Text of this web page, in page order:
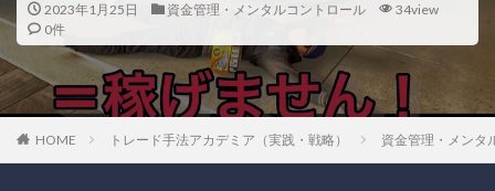
2023年1月25日 資金管理・メンタルコントロール
34view
0件
HOME トレード手法アカデミア（実践・戦略） 資金管理・メンタ